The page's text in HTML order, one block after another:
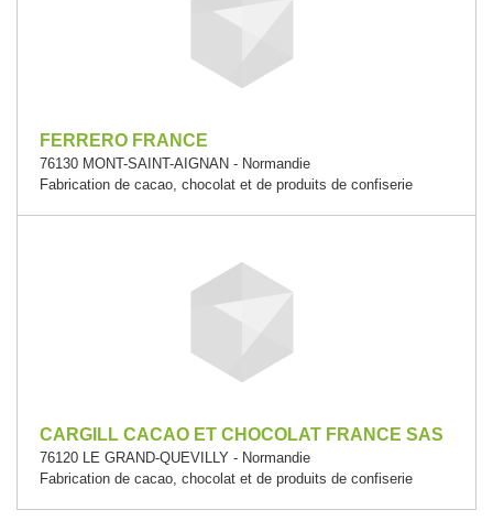
FERRERO FRANCE
76130 MONT-SAINT-AIGNAN - Normandie
Fabrication de cacao, chocolat et de produits de confiserie
CARGILL CACAO ET CHOCOLAT FRANCE SAS
76120 LE GRAND-QUEVILLY - Normandie
Fabrication de cacao, chocolat et de produits de confiserie